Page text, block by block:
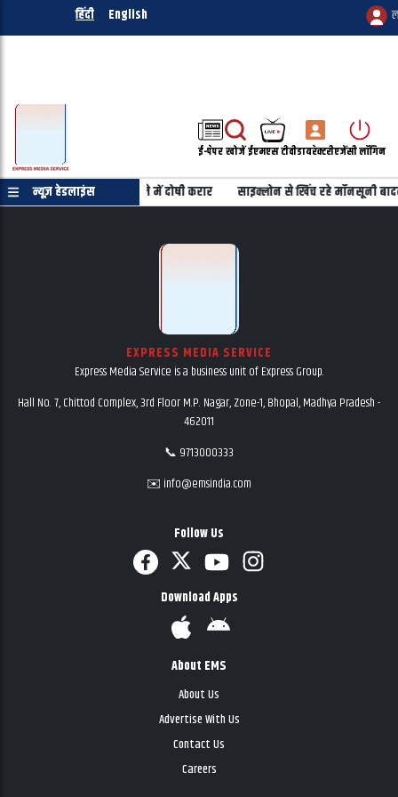
हिंदी English
ई-पेपरखोजेंईएमएस टीवीडायरेक्टरीएजेंसी लॉगिन
न्यूज़ हेडलाइंस
तेजपाल यौन उत्पीड़न मामले में दोषी करार साइक्लोन से खिंच रहे मॉनसूनी
EXPRESS MEDIA SERVICE
Express Media Service is a business unit of Express Group.
Hall No. 7, Chittod Complex, 3rd Floor M.P. Nagar, Zone-1, Bhopal, Madhya Pradesh -
462011
📞 9713000333
✉️ info@emsindia.com
Follow Us
Download Apps
About EMS
About Us
Advertise With Us
Contact Us
Careers